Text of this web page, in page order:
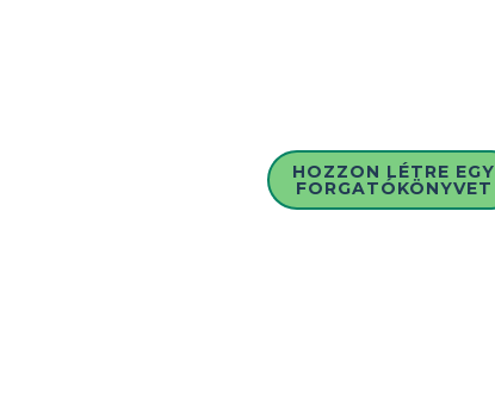
HOZZON LÉTRE EGY
FORGATÓKÖNYVET